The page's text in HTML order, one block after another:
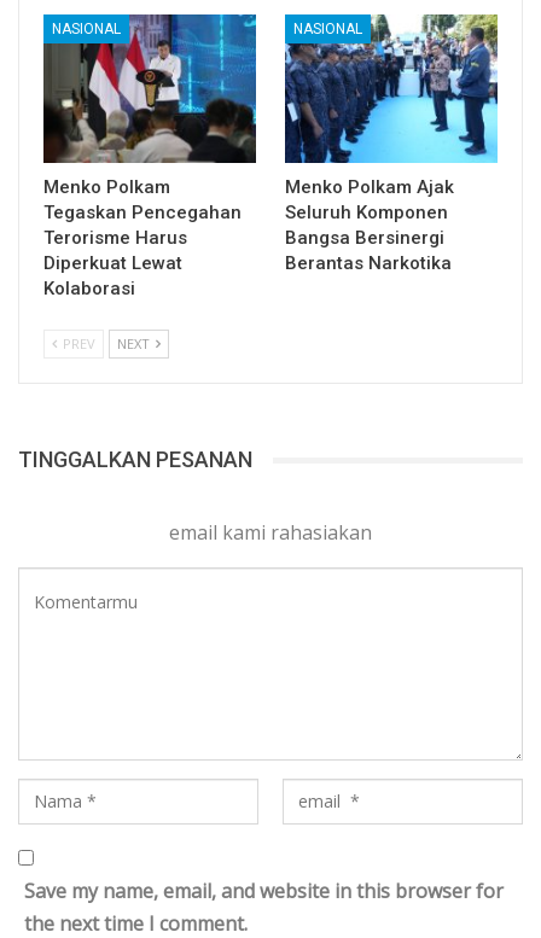
NASIONAL
Menko Polkam
Tegaskan Pencegahan
Terorisme Harus
Diperkuat Lewat
Kolaborasi
NASIONAL
Menko Polkam Ajak
Seluruh Komponen
Bangsa Bersinergi
Berantas Narkotika
PREV NEXT
TINGGALKAN PESANAN
email kami rahasiakan
Save my name, email, and website in this browser for
the next time I comment.